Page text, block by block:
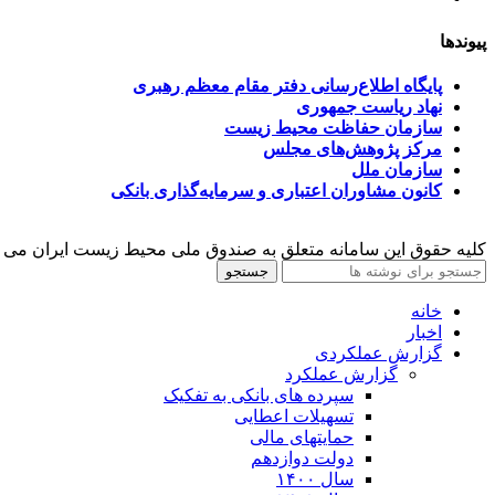
پیوندها
پایگاه اطلاع‌رسانی دفتر مقام معظم رهبری
نهاد ریاست جمهوری
سازمان حفاظت محیط زیست
مرکز پژوهش‌های مجلس
سازمان ملل
کانون مشاوران اعتباری و سرمایه‌گذاری بانکی
کلیه حقوق این سامانه متعلق به صندوق ملی محیط زیست ایران می
جستجو
خانه
اخبار
گزارش عملکردی
گزارش عملکرد
سپرده های بانکی به تفکیک
تسهیلات اعطایی
حمایتهای مالی
دولت دوازدهم
سال ۱۴۰۰